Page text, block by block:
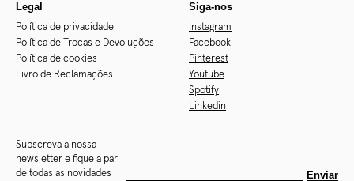
Legal
Política de privacidade
Política de Trocas e Devoluções
Política de cookies
Livro de Reclamações
Siga-nos
Instagram
Facebook
Pinterest
Youtube
Spotify
Linkedin
Subscreva a nossa
newsletter e fique a par
de todas as novidades
Enviar